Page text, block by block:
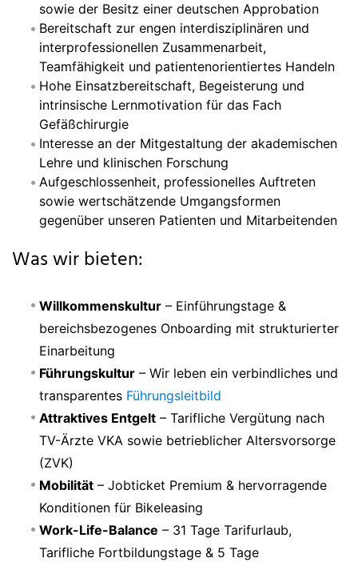
sowie der Besitz einer deutschen Approbation
Bereitschaft zur engen interdisziplinären und
interprofessionellen Zusammenarbeit,
Teamfähigkeit und patientenorientiertes Handeln
Hohe Einsatzbereitschaft, Begeisterung und
intrinsische Lernmotivation für das Fach
Gefäßchirurgie
Interesse an der Mitgestaltung der akademischen
Lehre und klinischen Forschung
Aufgeschlossenheit, professionelles Auftreten
sowie wertschätzende Umgangsformen
gegenüber unseren Patienten und Mitarbeitenden
Was wir bieten:
Willkommenskultur – Einführungstage &
bereichsbezogenes Onboarding mit strukturierter
Einarbeitung
Führungskultur – Wir leben ein verbindliches und
transparentes Führungsleitbild
Attraktives Entgelt – Tarifliche Vergütung nach
TV-Ärzte VKA sowie betrieblicher Altersvorsorge
(ZVK)
Mobilität – Jobticket Premium & hervorragende
Konditionen für Bikeleasing
Work-Life-Balance – 31 Tage Tarifurlaub,
Tarifliche Fortbildungstage & 5 Tage